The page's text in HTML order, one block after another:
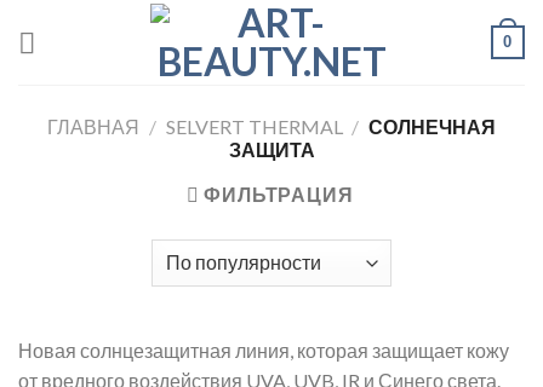
0
ГЛАВНАЯ / SELVERT THERMAL / СОЛНЕЧНАЯ
ЗАЩИТА
ФИЛЬТРАЦИЯ
Новая солнцезащитная линия, которая защищает кожу
от вредного воздействия UVA, UVB, IR и Синего света.